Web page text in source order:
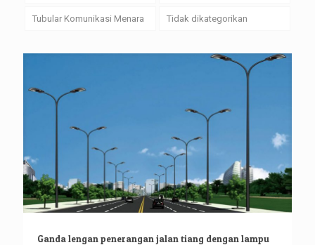
Tubular Komunikasi Menara Tidak dikategorikan
Ganda lengan penerangan jalan tiang dengan lampu